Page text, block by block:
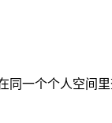
一个个人空间里